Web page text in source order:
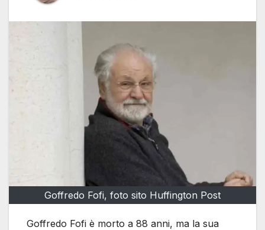
Goffredo Fofi, foto sito Huffington Post
Goffredo Fofi è morto a 88 anni, ma la sua